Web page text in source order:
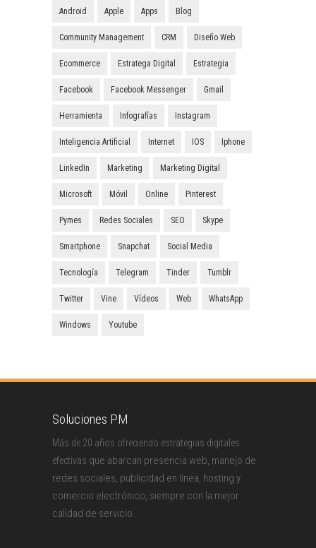
Android Apple Apps Blog
Community Management CRM Diseño Web
Ecommerce Estratega Digital Estrategia
Facebook Facebook Messenger Gmail
Herramienta Infografías Instagram
Inteligencia Artificial Internet IOS Iphone
LinkedIn Marketing Marketing Digital
Microsoft Móvil Online Pinterest
Pymes Redes Sociales SEO Skype
Smartphone Snapchat Social Media
Tecnología Telegram Tinder Tumblr
Twitter Vine Vídeos Web WhatsApp
Windows Youtube
Soluciones PM
Más de 20 años ofreciendo estrategias digitales
efectivas que abarcan presencia web, manejo de
redes sociales, publicidad en línea, hosting y
comercio electrónico, siempre con la mejor
calidad de servicio.